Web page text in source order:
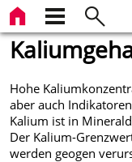
Hohe
aber auch
Kalium ist in
Der Kalium-
werden geogen